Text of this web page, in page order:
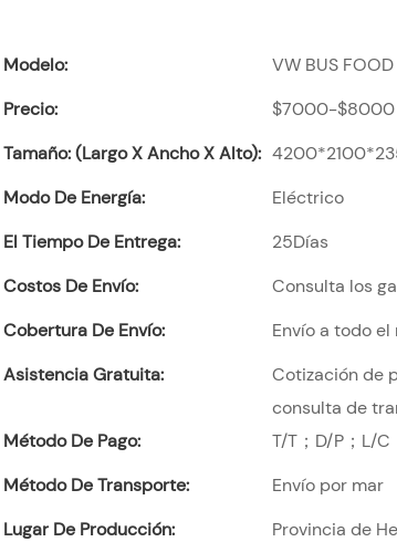
Modelo:
VW BUS FOOD
Precio:
$7000-$8000
Tamaño: (largo X Ancho X Alto):
Modo De Energía:
Eléctrico
El Tiempo De Entrega:
25Días
Costos De Envío:
Consulta los
Cobertura De Envío:
Envío a todo el
Asistencia Gratuita:
Cotización de
consulta de
Método De Pago:
T/T；D/P；L/
Método De Transporte:
Envío por mar
Lugar De Producción:
Provincia de